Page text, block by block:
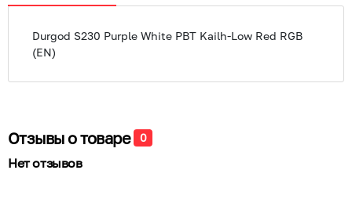
Durgod S230 Purple White PBT Kailh-Low Red RGB
(EN)
Отзывы о товаре 0
Нет отзывов